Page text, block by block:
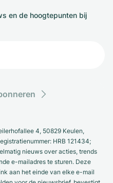
en de hoogtepunten bij
4, 50829 Keulen,
HRB 121434;
nieuws over acties, trends
e-mailadres te sturen. Deze
aan het einde van elke e-mail